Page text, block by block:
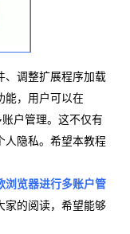
、调整扩展程序加载
能，用户可以在
户管理。这不仅有
人隐私。希望本教程
浏览器进行多账户管
家的阅读，希望能够